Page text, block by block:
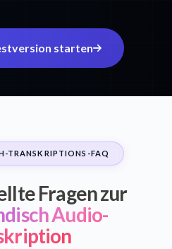
starten
TRANSKRIPTIONS-FAQ
Fragen zur
Audio-